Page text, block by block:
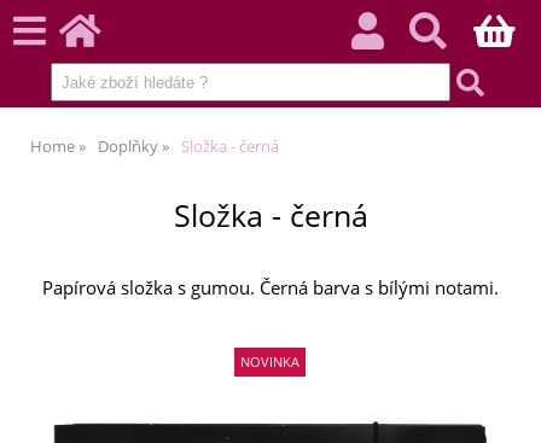
Home Doplňky Složka - černá
Složka - černá
Papírová složka s gumou. Černá barva s bílými notami.